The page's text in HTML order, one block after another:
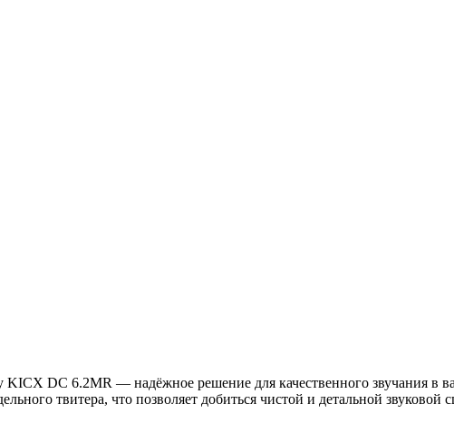
DC 6.2MR — надёжное решение для качественного звучания в
твитера, что позволяет добиться чистой и детальной звуковой